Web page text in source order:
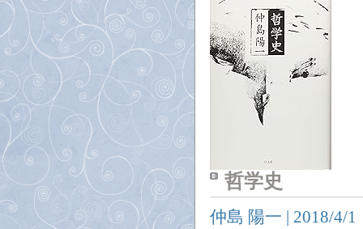
哲学史
仲島 陽一 | 2018/4/1